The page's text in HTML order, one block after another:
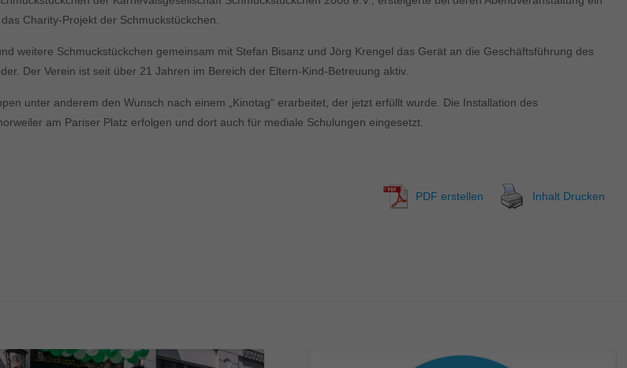
Charity-Projekt der Schmuckstückchen.
weitere Schmuckstückchen gemeinsam mit Stefan Bisanz und Jörg Krengel das Gerät an die Geschäftsführung des
Der Verein ist seit über 21 Jahren im Bereich der Eltern-Kind-Betreuung aktiv.
unter anderem den Wunsch nach einem „Kinotag“ erarbeitet, der jetzt erfüllt wurde. Die Installation des
am Pariser Platz erfolgen und dort auch für mediale Schulungen eingesetzt.
PDF erstellen Inhalt Drucken